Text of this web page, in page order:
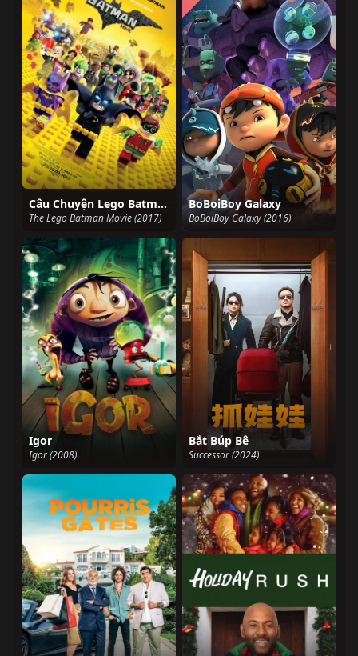
Câu Chuyện Lego Batman
The Lego Batman Movie (2017)
BoBoiBoy Galaxy
BoBoiBoy Galaxy (2016)
Igor
Igor (2008)
Bắt Búp Bê
Successor (2024)